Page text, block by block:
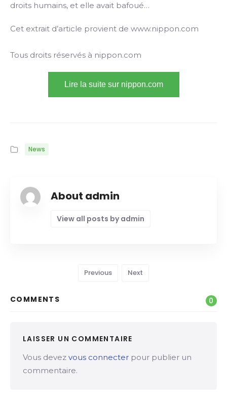
droits humains, et elle avait bafoué…
Cet extrait d’article provient de www.nippon.com
Tous droits réservés à nippon.com
Lire la suite sur nippon.com
News
About admin
View all posts by admin
Previous Next
COMMENTS 0
LAISSER UN COMMENTAIRE
Vous devez vous connecter pour publier un
commentaire.